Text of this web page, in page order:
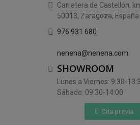
Carretera de Castellón,
50013, Zaragoza, España
976 931 680
nenena@nenena.com
SHOWROOM
Lunes a Viernes: 9:30-
Sábado: 09:30-14:00
Cita previa